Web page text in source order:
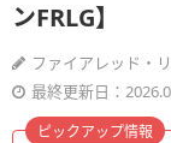
ンFRLG】
ファイアレッド・
最終更新日：
ピックアップ情報